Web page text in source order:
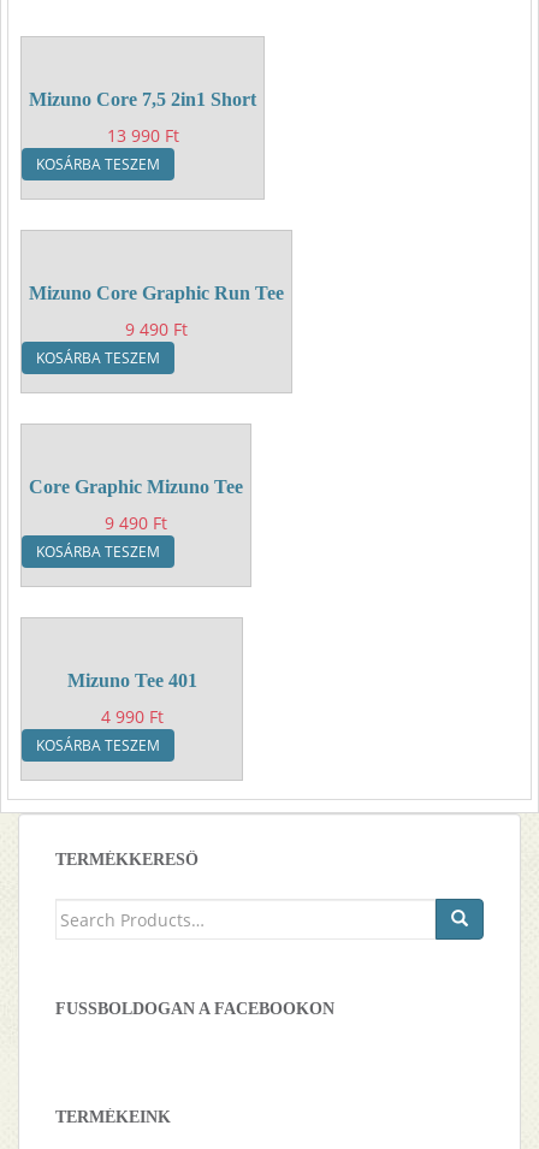
Mizuno Core 7,5 2in1 Short
13 990 Ft
KOSÁRBA TESZEM
Mizuno Core Graphic Run Tee
9 490 Ft
KOSÁRBA TESZEM
Core Graphic Mizuno Tee
9 490 Ft
KOSÁRBA TESZEM
Mizuno Tee 401
4 990 Ft
KOSÁRBA TESZEM
TERMÉKKERESŐ
Keresés
FUSSBOLDOGAN A FACEBOOKON
TERMÉKEINK